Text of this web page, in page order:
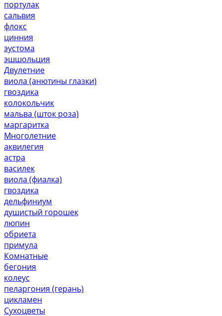
портулак
сальвия
флокс
цинния
эустома
эшшольция
Двулетние
виола (анютины глазки)
гвоздика
колокольчик
мальва (шток роза)
маргаритка
Многолетние
аквилегия
астра
василек
виола (фиалка)
гвоздика
дельфиниум
душистый горошек
люпин
обриета
примула
Комнатные
бегония
колеус
пеларгония (герань)
цикламен
Сухоцветы